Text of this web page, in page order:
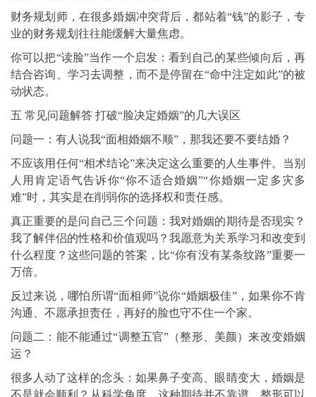
财务规划师，在很多婚姻冲突背后，都站着“钱”的影子，专
业的财务规划往往能缓解大量焦虑。
你可以把“读脸”当作一个启发：看到自己的某些倾向后，再
结合咨询、学习去调整，而不是停留在“命中注定如此”的被
动状态。
五 常见问题解答 打破“脸决定婚姻”的几大误区
问题一：有人说我“面相婚姻不顺”，那我还要不要结婚？
不应该用任何“相术结论”来决定这么重要的人生事件。当别
人用肯定语气告诉你“你不适合婚姻”“你婚姻一定多灾多
难”时，其实是在削弱你的选择权和责任感。
真正重要的是问自己三个问题：我对婚姻的期待是否现实？
我了解伴侣的性格和价值观吗？我愿意为关系学习和改变到
什么程度？这些问题的答案，比“你有没有某条纹路”重要一
万倍。
反过来说，哪怕所谓“面相师”说你“婚姻极佳”，如果你不肯
沟通、不愿承担责任，再好的脸也守不住一个家。
问题二：能不能通过“调整五官”（整形、美颜）来改变婚姻
运？
很多人动了这样的念头：如果鼻子变高、眼睛变大，婚姻是